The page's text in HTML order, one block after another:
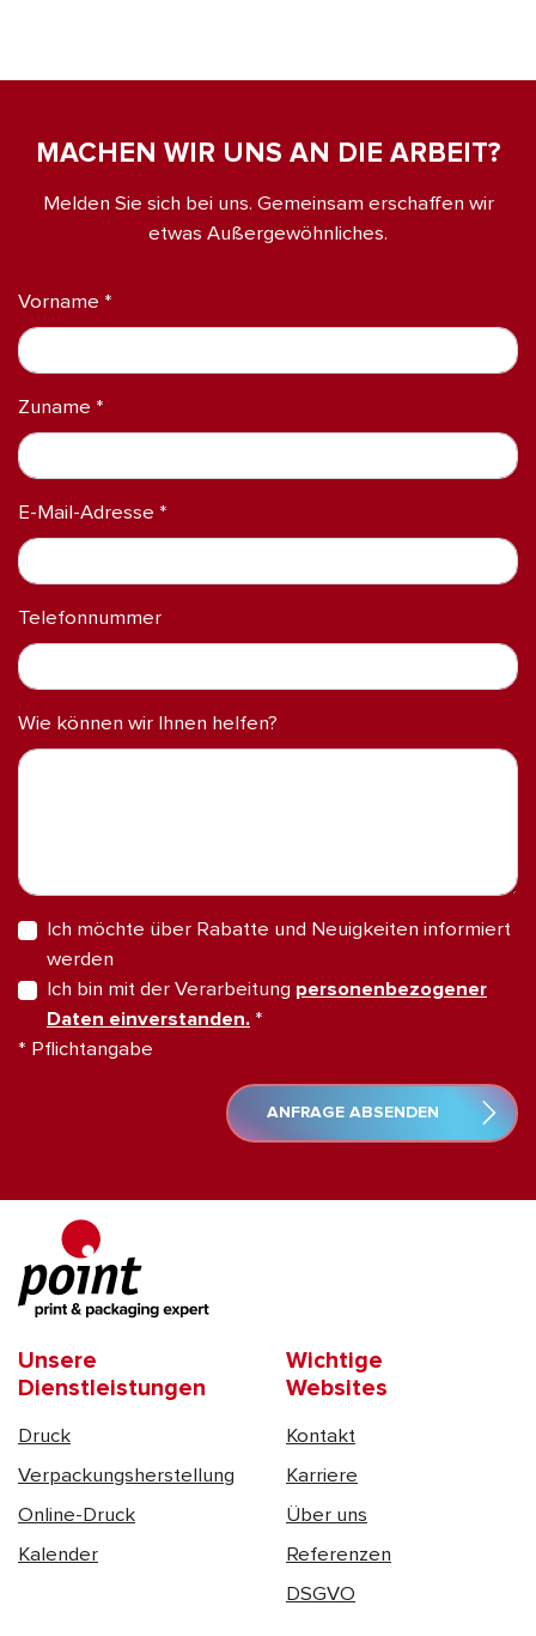
MACHEN WIR UNS AN DIE ARBEIT?
Melden Sie sich bei uns. Gemeinsam erschaffen wir
etwas Außergewöhnliches.
Vorname *
Zuname *
E-Mail-Adresse *
Telefonnummer
Wie können wir Ihnen helfen?
Ich möchte über Rabatte und Neuigkeiten informiert
werden
Ich bin mit der Verarbeitung personenbezogener
Daten einverstanden. *
* Pflichtangabe
ANFRAGE ABSENDEN
Unsere
Dienstleistungen
Druck
Verpackungsherstellung
Online-Druck
Kalender
Wichtige
Websites
Kontakt
Karriere
Über uns
Referenzen
DSGVO